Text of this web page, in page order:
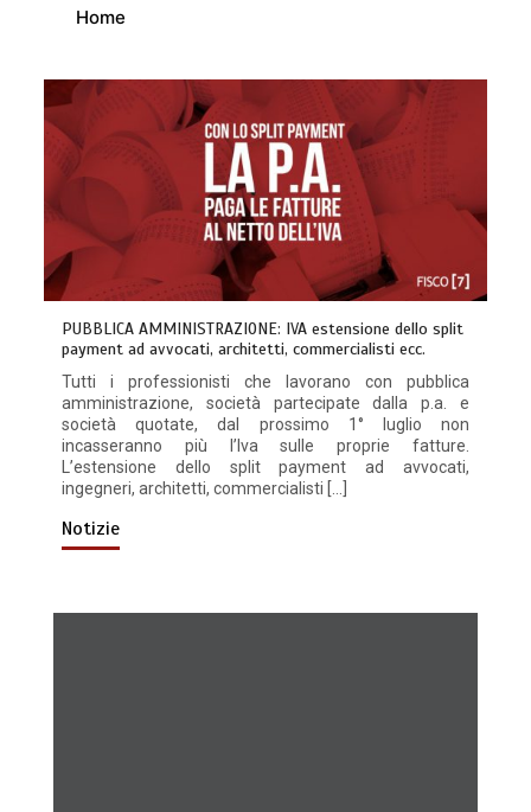
Home
PUBBLICA AMMINISTRAZIONE: IVA estensione dello split
payment ad avvocati, architetti, commercialisti ecc.
Tutti i professionisti che lavorano con pubblica
amministrazione, società partecipate dalla p.a. e
società quotate, dal prossimo 1° luglio non
incasseranno più l’Iva sulle proprie fatture.
L’estensione dello split payment ad avvocati,
ingegneri, architetti, commercialisti […]
Notizie